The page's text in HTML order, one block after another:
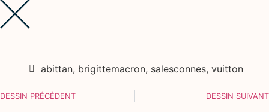
abittan, brigittemacron, salesconnes, vuitton
DESSIN PRÉCÉDENT DESSIN SUIVANT